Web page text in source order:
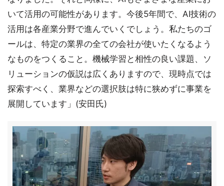
いて活用の可能性があります。今後5年間で、AI技術の
活用は各産業分野で進んでいくでしょう。私たちのゴ
ールは、特定の業界の全ての会社が使いたくなるよう
なものをつくること。機械学習と相性の良い課題、ソ
リューションの仮説は広くありますので、現時点では
探索すべく、業界などの選択肢は特に狭めずに事業を
展開しています」(安田氏)